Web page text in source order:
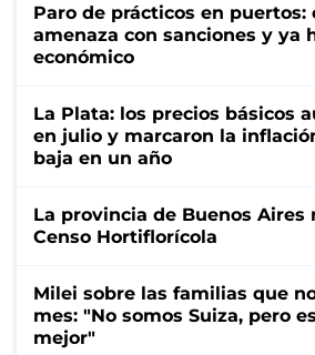
Paro de prácticos en puertos:
amenaza con sanciones y ya
económico
La Plata: los precios básicos
en julio y marcaron la
baja en un año
La provincia de Buenos Aires
Censo Hortiflorícola
Milei sobre las familias que
mes: "No somos Suiza, pero
mejor"